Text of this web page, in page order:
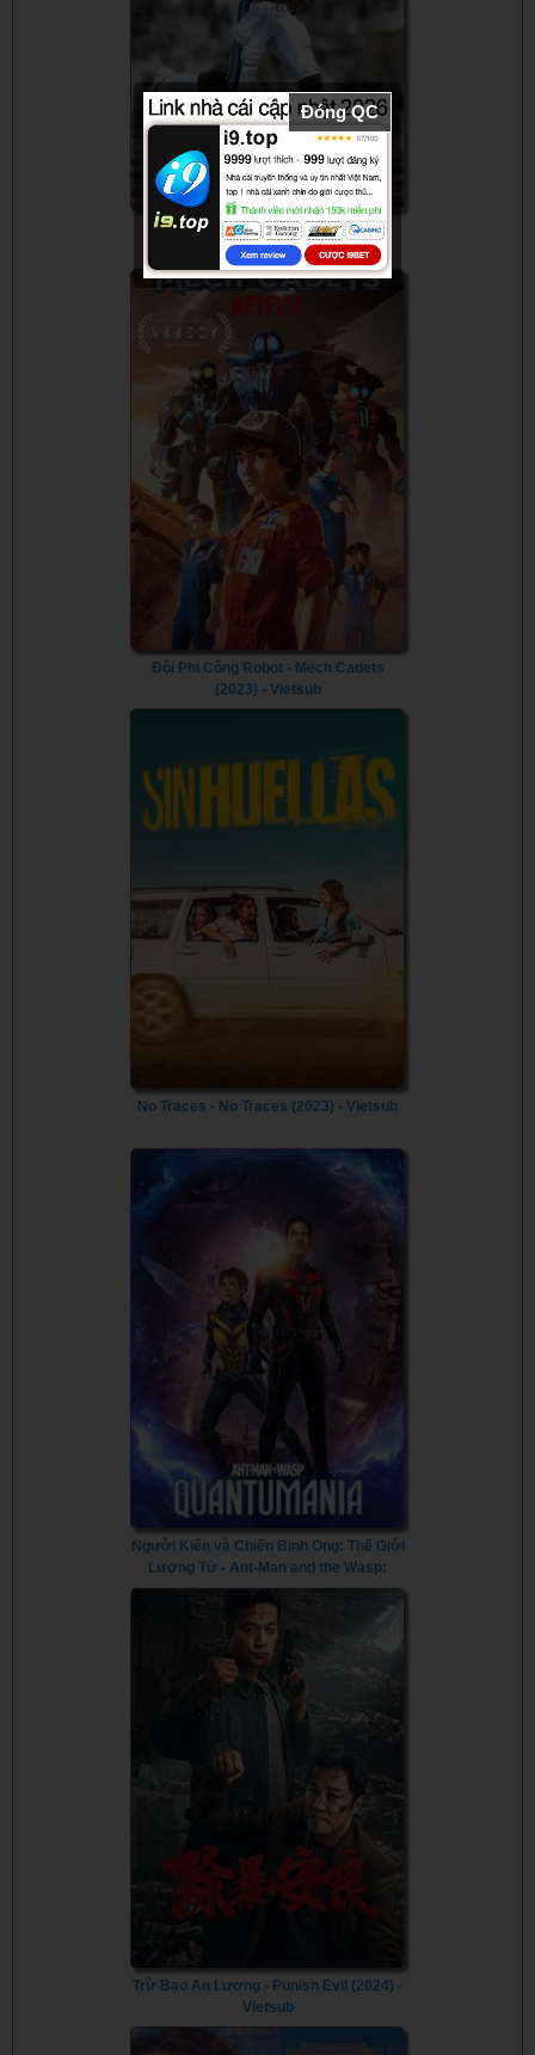
Bí Mật Giới Thể Thao: Vụ Sát Hại Air
McNair - Untold: The Murder of Air
McNair (2024) - Vietsub
Đội Phi Công Robot - Mech Cadets
(2023) - Vietsub
No Traces - No Traces (2023) - Vietsub
Người Kiến và Chiến Binh Ong: Thế Giới
Lượng Tử - Ant-Man and the Wasp:
Quantumania (2023) - Vietsub
Trừ Bạo An Lương - Punish Evil (2024) -
Vietsub
Đóng QC